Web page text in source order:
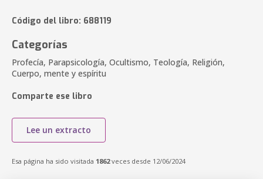
Código del libro: 688119
Categorías
Profecía, Parapsicología, Ocultismo, Teología, Religión,
Cuerpo, mente y espíritu
Comparte ese libro
Lee un extracto
Esa página ha sido visitada 1862veces desde 12/06/2024